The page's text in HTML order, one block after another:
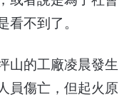
不到了。
山的工廠凌晨發生
員傷亡，但起火原